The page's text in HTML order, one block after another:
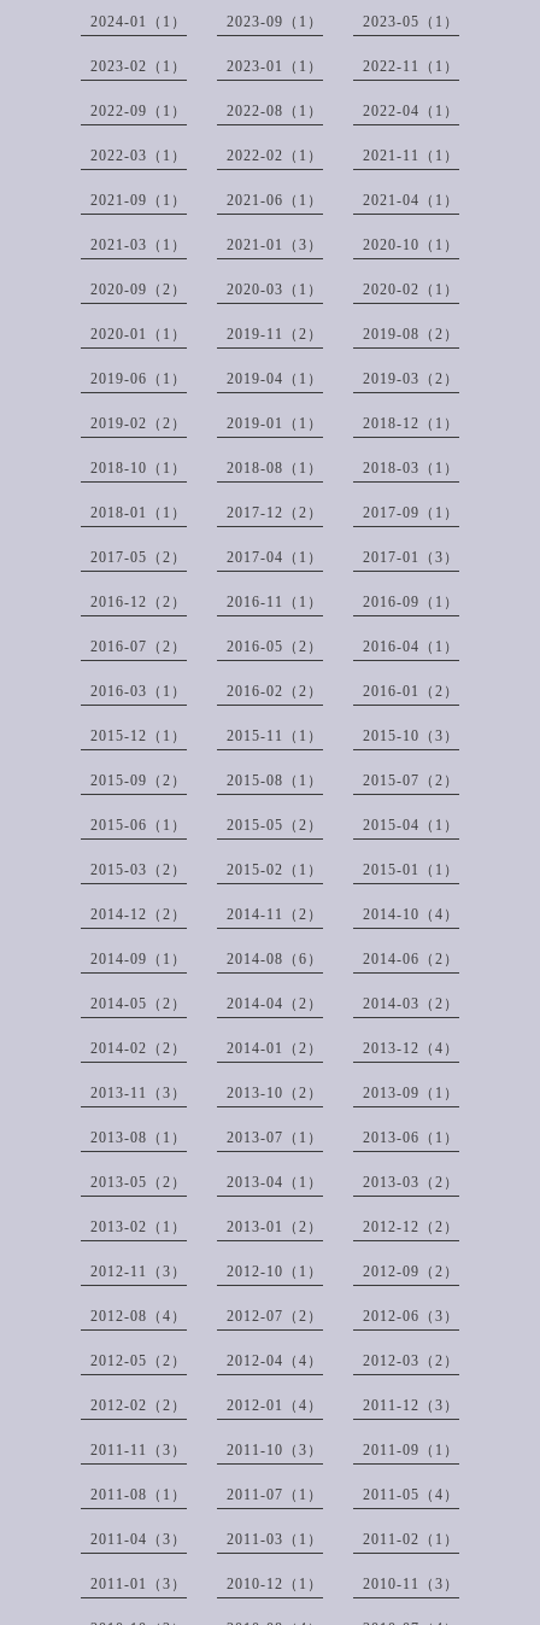
2024-01（1） 2023-09（1） 2023-05（1）
2023-02（1） 2023-01（1） 2022-11（1）
2022-09（1） 2022-08（1） 2022-04（1）
2022-03（1） 2022-02（1） 2021-11（1）
2021-09（1） 2021-06（1） 2021-04（1）
2021-03（1） 2021-01（3） 2020-10（1）
2020-09（2） 2020-03（1） 2020-02（1）
2020-01（1） 2019-11（2） 2019-08（2）
2019-06（1） 2019-04（1） 2019-03（2）
2019-02（2） 2019-01（1） 2018-12（1）
2018-10（1） 2018-08（1） 2018-03（1）
2018-01（1） 2017-12（2） 2017-09（1）
2017-05（2） 2017-04（1） 2017-01（3）
2016-12（2） 2016-11（1） 2016-09（1）
2016-07（2） 2016-05（2） 2016-04（1）
2016-03（1） 2016-02（2） 2016-01（2）
2015-12（1） 2015-11（1） 2015-10（3）
2015-09（2） 2015-08（1） 2015-07（2）
2015-06（1） 2015-05（2） 2015-04（1）
2015-03（2） 2015-02（1） 2015-01（1）
2014-12（2） 2014-11（2） 2014-10（4）
2014-09（1） 2014-08（6） 2014-06（2）
2014-05（2） 2014-04（2） 2014-03（2）
2014-02（2） 2014-01（2） 2013-12（4）
2013-11（3） 2013-10（2） 2013-09（1）
2013-08（1） 2013-07（1） 2013-06（1）
2013-05（2） 2013-04（1） 2013-03（2）
2013-02（1） 2013-01（2） 2012-12（2）
2012-11（3） 2012-10（1） 2012-09（2）
2012-08（4） 2012-07（2） 2012-06（3）
2012-05（2） 2012-04（4） 2012-03（2）
2012-02（2） 2012-01（4） 2011-12（3）
2011-11（3） 2011-10（3） 2011-09（1）
2011-08（1） 2011-07（1） 2011-05（4）
2011-04（3） 2011-03（1） 2011-02（1）
2011-01（3） 2010-12（1） 2010-11（3）